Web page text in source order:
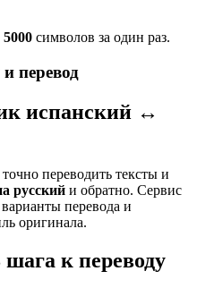
5000 символов за один раз.
перевод
испанский ↔
переводить тексты и
русский и обратно. Сервис
перевода и
оригинала.
к переводу